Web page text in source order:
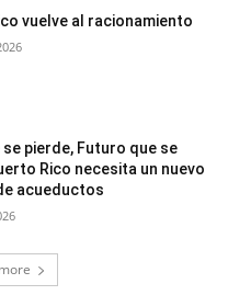
vuelve al racionamiento
se pierde, Futuro que se
Rico necesita un nuevo
acueductos